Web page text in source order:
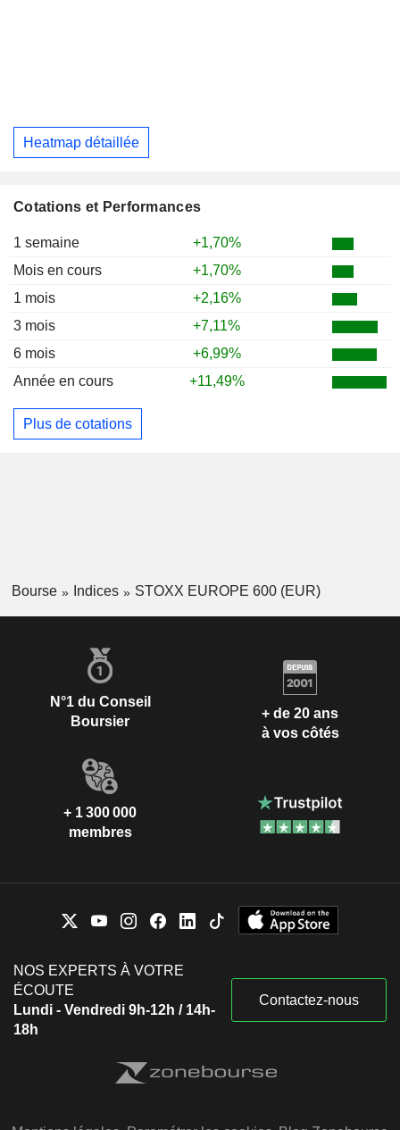
Heatmap détaillée
Cotations et Performances
1 semaine
+1,70%
Mois en cours
+1,70%
1 mois
+2,16%
3 mois
+7,11%
6 mois
+6,99%
Année en cours
+11,49%
Plus de cotations
Bourse Indices STOXX EUROPE 600 (EUR)
N°1 du Conseil
Boursier
+ de 20 ans
à vos côtés
+ 1 300 000
membres
NOS EXPERTS À VOTRE
ÉCOUTE
Lundi - Vendredi 9h-12h / 14h-
18h
Contactez-nous